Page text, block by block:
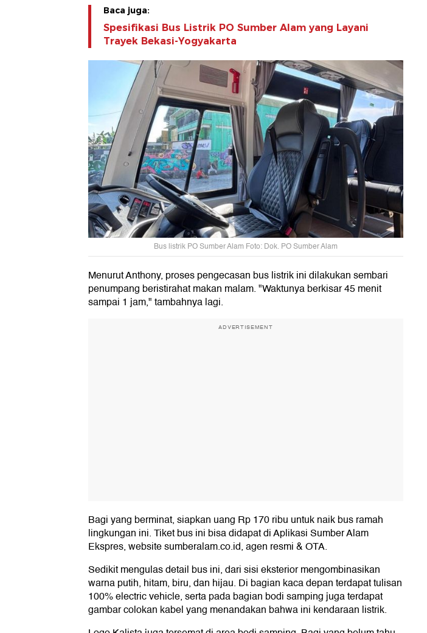
Baca juga:
Spesifikasi Bus Listrik PO Sumber Alam yang Layani
Trayek Bekasi-Yogyakarta
Bus listrik PO Sumber Alam Foto: Dok. PO Sumber Alam
Menurut Anthony, proses pengecasan bus listrik ini dilakukan sembari
penumpang beristirahat makan malam. "Waktunya berkisar 45 menit
sampai 1 jam," tambahnya lagi.
ADVERTISEMENT
Bagi yang berminat, siapkan uang Rp 170 ribu untuk naik bus ramah
lingkungan ini. Tiket bus ini bisa didapat di Aplikasi Sumber Alam
Ekspres, website sumberalam.co.id, agen resmi & OTA.
Sedikit mengulas detail bus ini, dari sisi eksterior mengombinasikan
warna putih, hitam, biru, dan hijau. Di bagian kaca depan terdapat tulisan
100% electric vehicle, serta pada bagian bodi samping juga terdapat
gambar colokan kabel yang menandakan bahwa ini kendaraan listrik.